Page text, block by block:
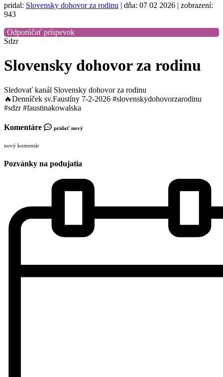
pridal: Slovensky dohovor za rodinu | dňa: 07 02 2026 | zobrazení:
943
Odporúčať príspevok
Sdzr
Slovensky dohovor za rodinu
Sledovať kanál Slovensky dohovor za rodinu
🔥Denníček sv.Faustíny 7-2-2026 #slovenskydohovorzarodinu
#sdzr #faustinakowalska
Komentáre pridať nový
nový komentár
Pozvánky na podujatia